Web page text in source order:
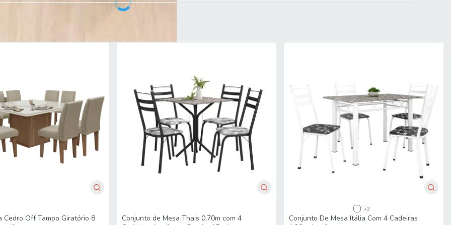
com água, não utilizar produtos abrasivos
Cedro Off Tampo Giratório 8
Conjunto de Mesa Thais 0,70m com 4
+2
Conjunto De Mesa Itália Com 4 Cadeiras